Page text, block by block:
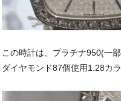
この時計は、プラチナ950(一
ダイヤモンド87個使用1.28カラ